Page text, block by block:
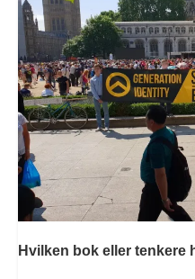
Hvilken bok eller tenkere